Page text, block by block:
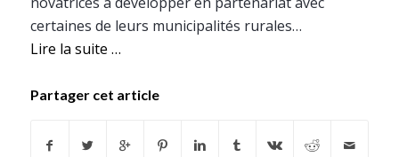
certaines de leurs municipalités rurales…
Lire la suite …
Partager cet article